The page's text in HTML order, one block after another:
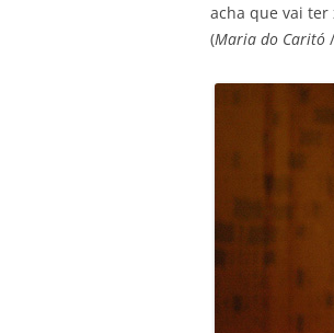
acha que vai ter
(Maria do Caritó